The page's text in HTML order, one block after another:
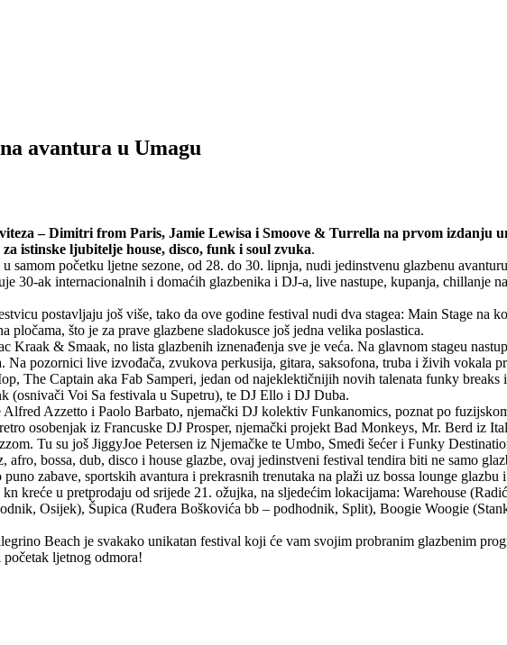
avantura u Umagu
– Dimitri from Paris, Jamie Lewisa i Smoove & Turrella na prvom izdanju
istinske ljubitelje house, disco, funk i soul zvuka.
samom početku ljetne sezone, od 28. do 30. lipnja, nudi jedinstvenu glazbenu
30-ak internacionalnih i domaćih glazbenika i DJ-a, live nastupe, kupanja, chillanje
postavljaju još više, tako da ove godine festival nudi dva stagea: Main Stage na
što je za prave glazbene sladokusce još jedna velika poslastica.
Kraak & Smaak, no lista glazbenih iznenađenja sve je veća. Na glavnom stageu
Na pozornici live izvođača, zvukova perkusija, gitara, saksofona, truba i živih vokala
The Captain aka Fab Samperi, jedan od najeklektičnijih novih talenata funky
Voi Sa festivala u Supetru), te DJ Ello i DJ Duba.
Azzetto i Paolo Barbato, njemački DJ kolektiv Funkanomics, poznat po
osobenjak iz Francuske DJ Prosper, njemački projekt Bad Monkeys, Mr. Berd iz
Tu su još JiggyJoe Petersen iz Njemačke te Umbo, Smeđi šećer i Funky
bossa, dub, disco i house glazbe, ovaj jedinstveni festival tendira biti ne samo
zabave, sportskih avantura i prekrasnih trenutaka na plaži uz bossa lounge glazbu
kreće u pretprodaju od srijede 21. ožujka, na sljedećim lokacijama: Warehouse
Osijek), Šupica (Ruđera Boškovića bb – podhodnik, Split), Boogie Woogie
Beach je svakako unikatan festival koji će vam svojim probranim glazbenim
ljetnog odmora!